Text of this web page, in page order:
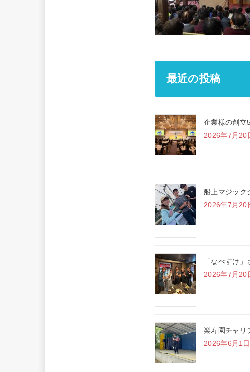
最近の投稿
企業様の創立
2026年7月20
船上マジック
2026年7月20
「なべすけ
2026年7月20
楽寿園チャリ
2026年6月1日